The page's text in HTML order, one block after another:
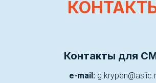
Контакты для
e-mail: